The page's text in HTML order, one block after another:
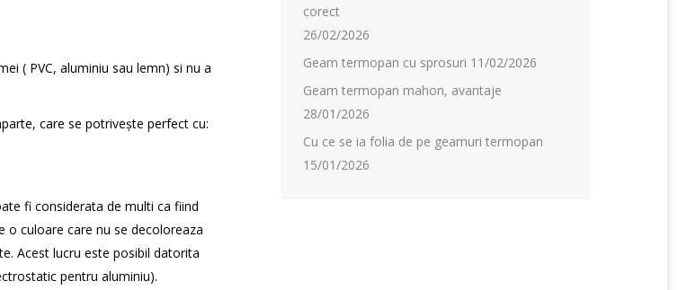
( PVC, aluminiu sau lemn) si nu a
care se potrivește perfect cu:
fi considerata de multi ca fiind
o culoare care nu se decoloreaza
Acest lucru este posibil datorita
pentru aluminiu).
corect
26/02/2026
Geam termopan cu sprosuri 11/02/2026
Geam termopan mahon, avantaje
28/01/2026
Cu ce se ia folia de pe geamuri termopan
15/01/2026